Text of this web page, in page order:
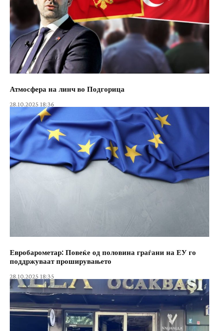
Атмосфера на линч во Подгорица
28.10.2025 18:36
Евробарометар: Повеќе од половина граѓани на ЕУ го
поддржуваат проширувањето
28.10.2025 18:35